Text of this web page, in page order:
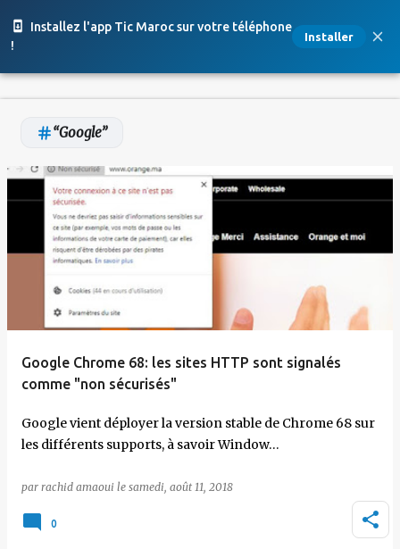
Installez l'app Tic Maroc sur votre téléphone
!
Installer
Accéder au contenu principal
Google
A
Google Chrome 68: les sites HTTP sont signalés
comme "non sécurisés"
Google vient déployer la version stable de Chrome 68 sur
les différents supports, à savoir Window…
par rachid amaoui le samedi, août 11, 2018
0